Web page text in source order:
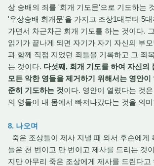
상 숭배의 죄를 '회개 기도문'으로 기도하는
'우상숭배 회개문'을 가지고 조상1대부터 5
가면서 차근차근 회개 기도를 하는 것이다.
읽기가 끝나게 되면 자기가 자기 자신의 부
과 함께 직접 지었던 죄들을 기록하고 그 죄
는 것이다. 다섯째, 회개 기도를 하여 자신의
모든 악한 영들을 제거하기 위해서는 영안이
준히 기도하는 것이다. 영안이 열렸다는 것
의 영들이 내 몸에서 빠져나갔다는 것을 의
8. 나오며
죽은 조상들이 제사 지낼 때 와서 후손에게
들은 천 번이고 만 번이고 제사를 드리는 것
지만 아무리 죽은 조상에게 제사를 드린다고